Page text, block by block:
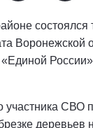
состоялся
Воронежской
России»
участника СВО
деревьев